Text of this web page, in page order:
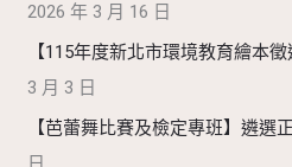
2026 年 3 月 16 日
【115年度新北市環境教育繪本徵
3 月 3 日
【芭蕾舞比賽及檢定專班】遴選